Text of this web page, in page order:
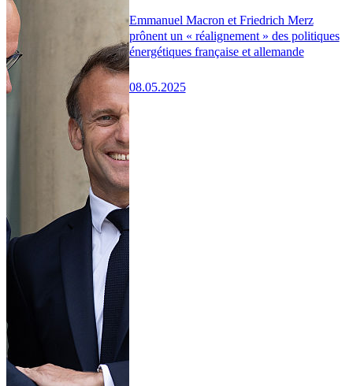
Emmanuel Macron et Friedrich Merz
prônent un « réalignement » des politiques
énergétiques française et allemande
08.05.2025